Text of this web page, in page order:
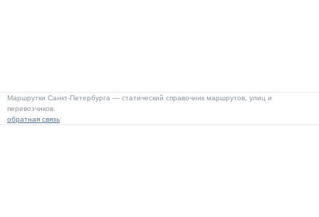
Маршрутки Санкт-Петербурга — статический справочник маршрутов, улиц и
перевозчиков.
обратная связь